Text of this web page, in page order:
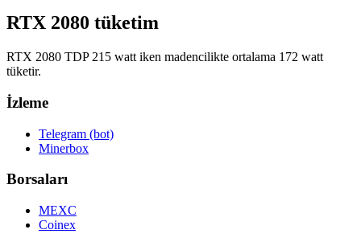
RTX 2080 tüketim
RTX 2080 TDP 215 watt iken madencilikte ortalama 172 watt
tüketir.
İzleme
Telegram (bot)
Minerbox
Borsaları
MEXC
Coinex